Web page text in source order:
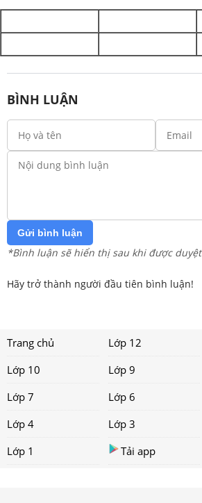
BÌNH LUẬN
Gửi bình luận
*Bình luận sẽ hiển thị sau khi được duyệt
Hãy trở thành người đầu tiên bình luận!
Trang chủ Lớp 12
Lớp 10
Lớp 9
Lớp 7
Lớp 6
Lớp 4
Lớp 3
Lớp 1
Tải app